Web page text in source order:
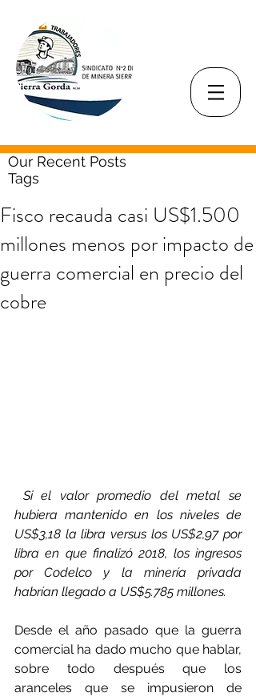
Our Recent Posts
Tags
Fisco recauda casi US$1.500
millones menos por impacto de
guerra comercial en precio del
cobre
hubiera mantenido en los niveles de
US$3,18 la libra versus los US$2,97 por
libra en que finalizó 2018, los ingresos
por Codelco y la minería privada
habrían llegado a US$5.785 millones.
Desde el año pasado que la guerra
comercial ha dado mucho que hablar,
sobre todo después que los
aranceles que se impusieron de